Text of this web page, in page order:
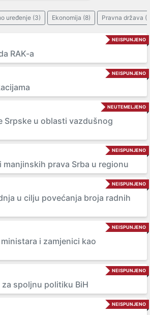
uređenje (3) Ekonomija (8) Pravna država
NEISPUNJENO
RAK-a
NEISPUNJENO
NEUTEMELJENO
Srpske u oblasti vazdušnog
NEISPUNJENO
prava Srba u regionu
NEISPUNJENO
u cilju povećanja broja radnih
NEISPUNJENO
i zamjenici kao
NEISPUNJENO
spoljnu politiku BiH
NEISPUNJENO